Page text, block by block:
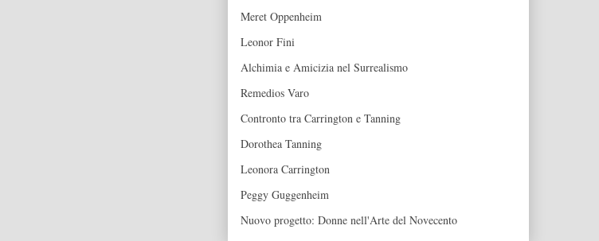
Meret Oppenheim
Leonor Fini
Alchimia e Amicizia nel Surrealismo
Remedios Varo
Contronto tra Carrington e Tanning
Dorothea Tanning
Leonora Carrington
Peggy Guggenheim
Nuovo progetto: Donne nell'Arte del Novecento